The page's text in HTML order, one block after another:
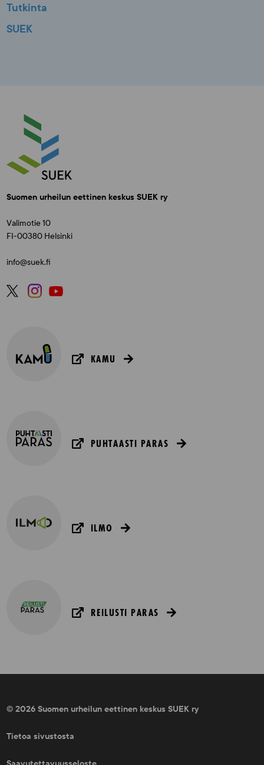
Tutkinta
SUEK
Suomen urheilun eettinen keskus SUEK ry
Valimotie 10
FI-00380 Helsinki
info@suek.fi
KAMU
PUHTAASTI PARAS
ILMO
REILUSTI PARAS
© 2026 Suomen urheilun eettinen keskus SUEK ry
Tietoa sivustosta